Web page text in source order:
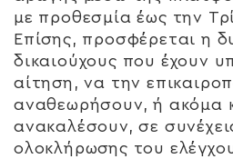
με προθεσμία έως την
Επίσης, προσφέρεται η
δικαιούχους που έχουν
αίτηση, να την
αναθεωρήσουν, ή ακόμα
ανακαλέσουν, σε
ολοκλήρωσης του